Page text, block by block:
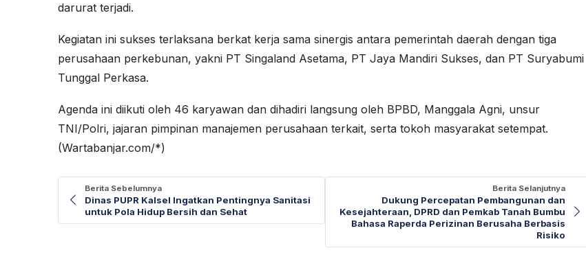
darurat terjadi.
Kegiatan ini sukses terlaksana berkat kerja sama sinergis antara pemerintah daerah dengan tiga
perusahaan perkebunan, yakni PT Singaland Asetama, PT Jaya Mandiri Sukses, dan PT Suryabumi
Tunggal Perkasa.
Agenda ini diikuti oleh 46 karyawan dan dihadiri langsung oleh BPBD, Manggala Agni, unsur
TNI/Polri, jajaran pimpinan manajemen perusahaan terkait, serta tokoh masyarakat setempat.
(Wartabanjar.com/*)
Berita Sebelumnya
Dinas PUPR Kalsel Ingatkan Pentingnya Sanitasi
untuk Pola Hidup Bersih dan Sehat
Berita Selanjutnya
Dukung Percepatan Pembangunan dan
Kesejahteraan, DPRD dan Pemkab Tanah Bumbu
Bahasa Raperda Perizinan Berusaha Berbasis
Risiko